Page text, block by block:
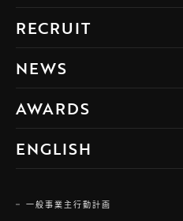
RECRUIT
NEWS
AWARDS
ENGLISH
一般事業主行動計画